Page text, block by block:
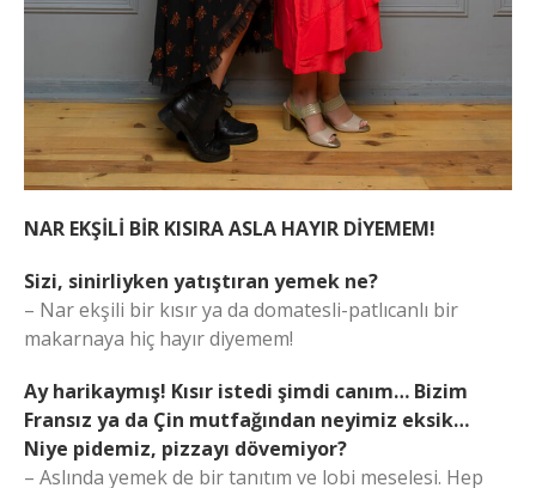
NAR EKŞİLİ BİR KISIRA ASLA HAYIR DİYEMEM!
Sizi, sinirliyken yatıştıran yemek ne?
– Nar ekşili bir kısır ya da domatesli-patlıcanlı bir
makarnaya hiç hayır diyemem!
Ay harikaymış! Kısır istedi şimdi canım… Bizim
Fransız ya da Çin mutfağından neyimiz eksik…
Niye pidemiz, pizzayı dövemiyor?
– Aslında yemek de bir tanıtım ve lobi meselesi. Hep